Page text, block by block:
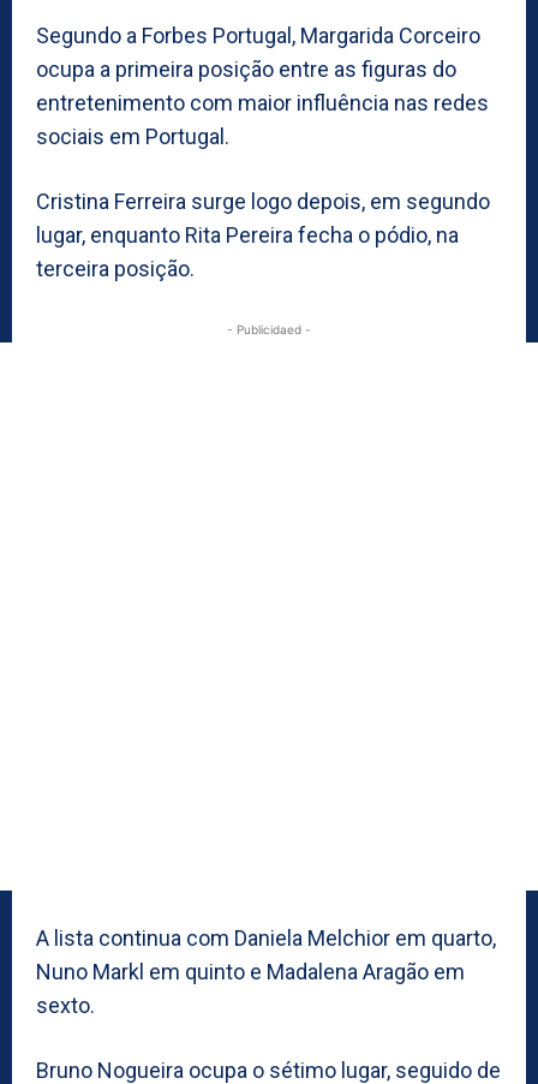
Segundo a Forbes Portugal, Margarida Corceiro
ocupa a primeira posição entre as figuras do
entretenimento com maior influência nas redes
sociais em Portugal.
Cristina Ferreira surge logo depois, em segundo
lugar, enquanto Rita Pereira fecha o pódio, na
terceira posição.
- Publicidaed -
A lista continua com Daniela Melchior em quarto,
Nuno Markl em quinto e Madalena Aragão em
sexto.
Bruno Nogueira ocupa o sétimo lugar, seguido de